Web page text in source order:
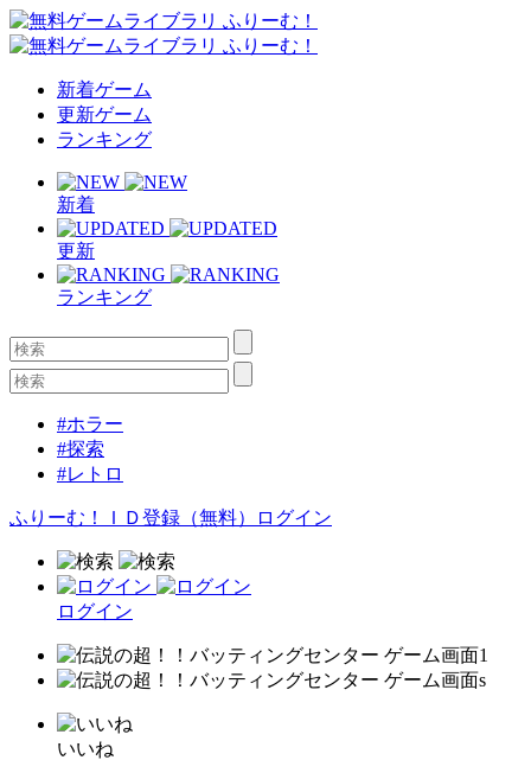
新着ゲーム
更新ゲーム
ランキング
新着
更新
ランキング
#ホラー
#探索
#レトロ
ふりーむ！ＩＤ登録（無料） ログイン
ログイン
いいね